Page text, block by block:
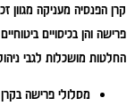
קרן הפנסיה מעניקה מגוון
פרישה והן בכיסויים
החלטות מושכלות לגבי
מסלולי פרישה